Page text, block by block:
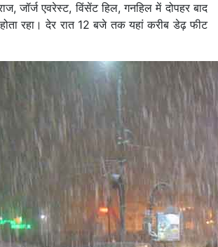
जॉर्ज एवरेस्ट, विंसेंट हिल, गनहिल में दोपहर बाद
रहा। देर रात 12 बजे तक यहां करीब डेढ़ फीट